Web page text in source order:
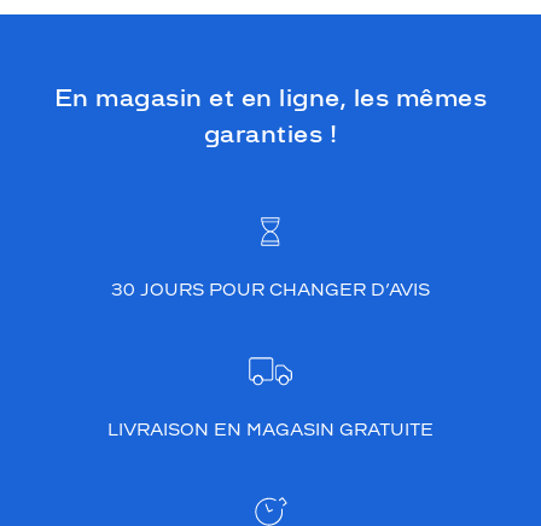
En magasin et en ligne, les mêmes
garanties !
30 JOURS POUR CHANGER D’AVIS
LIVRAISON EN MAGASIN GRATUITE